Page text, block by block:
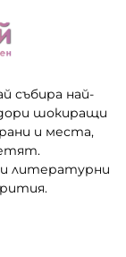
събира най-
шокиращи
и места,
литературни